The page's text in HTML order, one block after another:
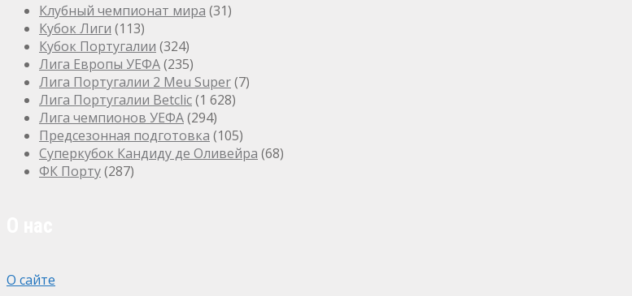
Клубный чемпионат мира (31)
Кубок Лиги (113)
Кубок Португалии (324)
Лига Европы УЕФА(235)
Лига Португалии 2 Meu Super(7)
Лига Португалии Betclic(1 628)
Лига чемпионов УЕФА(294)
Предсезонная подготовка (105)
Суперкубок Кандиду де Оливейра (68)
ФК Порту(287)
О сайте